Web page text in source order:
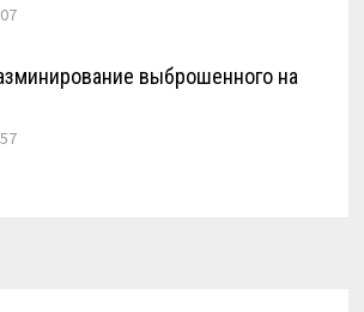
выброшенного на